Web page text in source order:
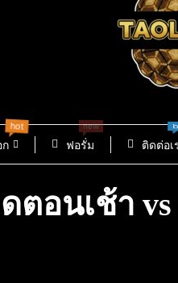
hot
ฟอรั่ม
new
ติดต่อเ
ตอนเช้า